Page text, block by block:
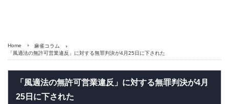
Home
麻雀コラム
「風適法の無許可営業違反」に対する無罪判決が4月25日に下された
「風適法の無許可営業違反」に対する無罪判決が4月
25日に下された